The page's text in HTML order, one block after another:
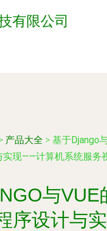
有限公司
产品大全 > 基于Django
实现——计算机系统服务
与VUE
序设计与